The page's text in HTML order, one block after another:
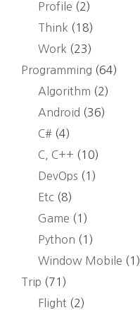
Profile (2)
Think (18)
Work (23)
Programming (64)
Algorithm (2)
Android (36)
C# (4)
C, C++ (10)
DevOps (1)
Etc (8)
Game (1)
Python (1)
Window Mobile (1)
Trip (71)
Flight (2)